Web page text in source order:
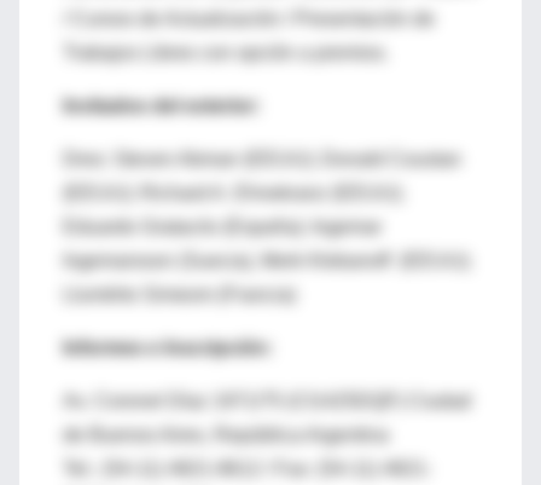
Trabajos Libres con opción a premios.
Invitados del exterior:
Eduardo Gratacós (España); Ingemar
Ingemarsson (Suecia), Merk Klebanoff (EEUU);
Informes e Inscripción:
de Buenos Aires, República Argentina